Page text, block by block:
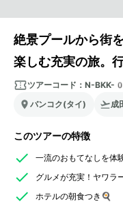
絶景プールから街
楽しむ充実の旅。
ツアーコード： N-
バンコク(タイ)
成
このツアーの特徴
一流のおもてなしを体
グルメが充実！ヤワラ
ホテルの朝食つき🍳